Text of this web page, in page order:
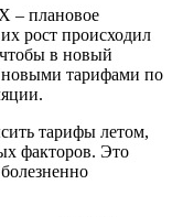
– плановое
рост происходил
в новый
новыми тарифами по
тарифы летом,
факторов. Это